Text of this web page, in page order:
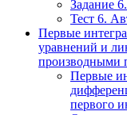
Задание
Тест 6.
Первые
уравнений и
производными
Первые
первого